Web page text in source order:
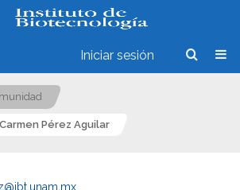
Iniciar sesión
Pérez Aguilar